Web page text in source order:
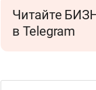
Читайте
в Telegram